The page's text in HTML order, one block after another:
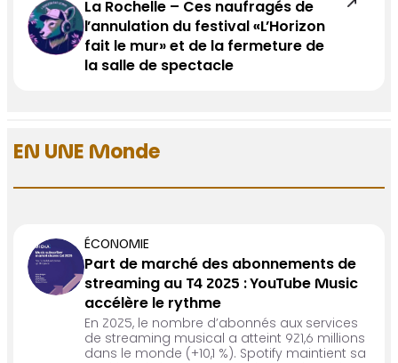
La Rochelle – Ces naufragés de
l’annulation du festival «L’Horizon
fait le mur» et de la fermeture de
la salle de spectacle
EN UNE Monde
ÉCONOMIE
Part de marché des abonnements de
streaming au T4 2025 : YouTube Music
accélère le rythme
En 2025, le nombre d’abonnés aux services
de streaming musical a atteint 921,6 millions
dans le monde (+10,1 %). Spotify maintient sa